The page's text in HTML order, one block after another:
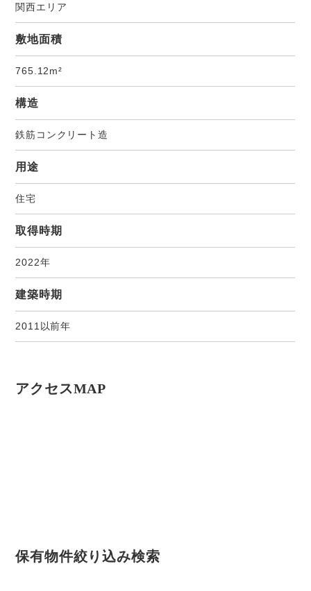
関西エリア
敷地面積
765.12m²
構造
鉄筋コンクリート造
用途
住宅
取得時期
2022年
建築時期
2011以前年
アクセスMAP
保有物件絞り込み検索